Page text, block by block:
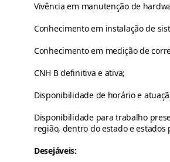
Vivência em manutenção de
Conhecimento em instalação de
Conhecimento em medição de
CNH B definitiva e ativa;
Disponibilidade de horário e
Disponibilidade para trabalho
região, dentro do estado e estados
Desejáveis: